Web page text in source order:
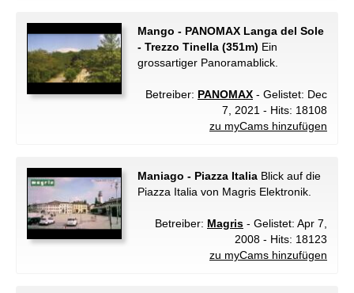
Mango - PANOMAX Langa del Sole
- Trezzo Tinella (351m) Ein
grossartiger Panoramablick.
Betreiber: PANOMAX - Gelistet: Dec
7, 2021 - Hits: 18108
zu myCams hinzufügen
Maniago - Piazza Italia Blick auf die
Piazza Italia von Magris Elektronik.
Betreiber: Magris - Gelistet: Apr 7,
2008 - Hits: 18123
zu myCams hinzufügen